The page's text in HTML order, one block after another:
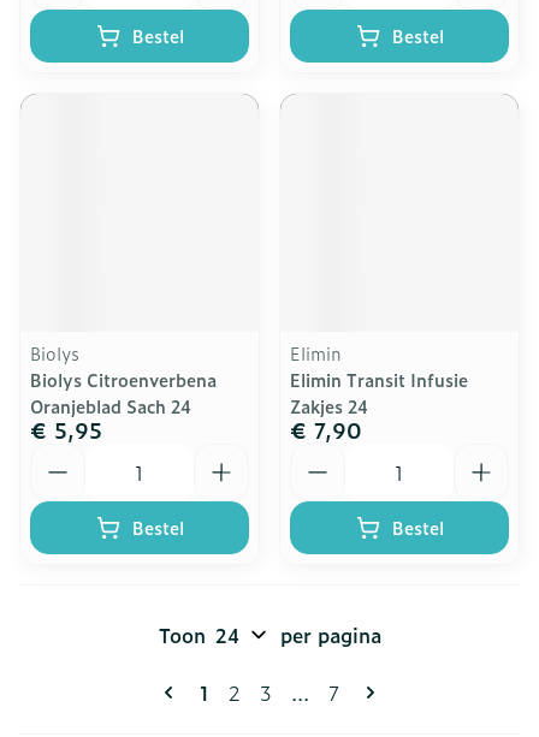
Bestel Bestel
Biolys
Biolys Citroenverbena
Oranjeblad Sach 24
€ 5,95
Bestel
Elimin
Elimin Transit Infusie
Zakjes 24
€ 7,90
Bestel
Pagina's
U lees momenteel pagina
1 Pagina
2 Pagina
3 ... Pagina
7
Toon per pagina